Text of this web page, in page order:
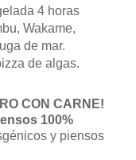
4 horas
Wakame,
de mar.
de algas.
CON CARNE!
100%
y piensos